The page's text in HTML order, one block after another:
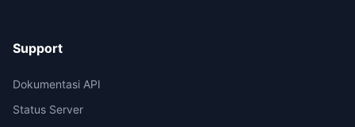
Support
Dokumentasi API
Status Server